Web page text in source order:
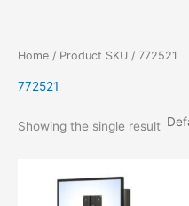
Home / Product SKU / 772521
772521
Showing the single result